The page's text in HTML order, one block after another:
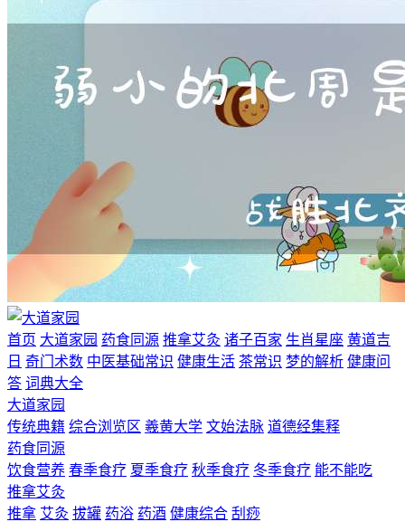
首页 大道家园 药食同源 推拿艾灸 诸子百家 生肖星座 黄道吉
日 奇门术数 中医基础常识 健康生活 茶常识 梦的解析 健康问
答 词典大全
大道家园
传统典籍 综合浏览区 羲黄大学 文始法脉 道德经集释
药食同源
饮食营养 春季食疗 夏季食疗 秋季食疗 冬季食疗 能不能吃
推拿艾灸
推拿 艾灸 拔罐 药浴 药酒 健康综合 刮痧